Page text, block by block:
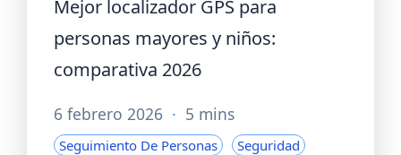
Mejor localizador GPS para
personas mayores y niños:
comparativa 2026
6 febrero 2026 · 5 mins
Seguimiento De Personas
Seguridad